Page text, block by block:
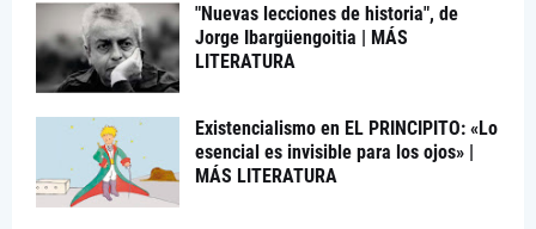
"Nuevas lecciones de historia", de
Jorge Ibargüengoitia | MÁS
LITERATURA
Existencialismo en EL PRINCIPITO: «Lo
esencial es invisible para los ojos» |
MÁS LITERATURA